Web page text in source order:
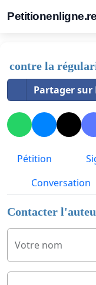
Petitionenligne.re
contre la
Partager sur
Pétition
Conversation
Contacter
Votre nom